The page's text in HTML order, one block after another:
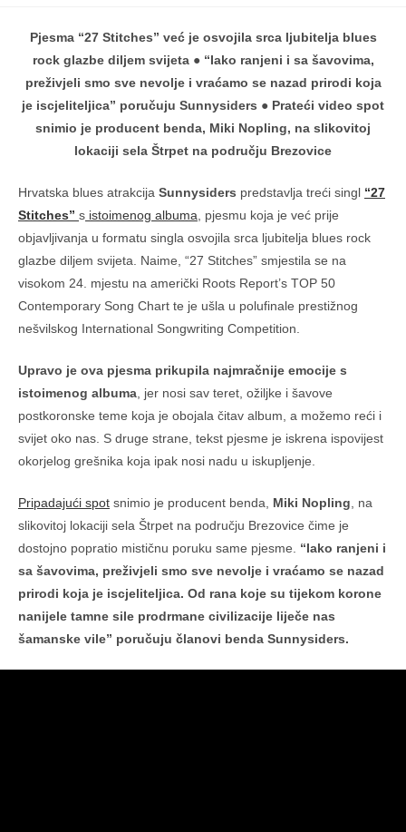
Pjesma “27 Stitches” već je osvojila srca ljubitelja blues
rock glazbe diljem svijeta ● “Iako ranjeni i sa šavovima,
preživjeli smo sve nevolje i vraćamo se nazad prirodi koja
je iscjeliteljica” poručuju Sunnysiders ● Prateći video spot
snimio je producent benda, Miki Nopling, na slikovitoj
lokaciji sela Štrpet na području Brezovice
Hrvatska blues atrakcija Sunnysiders predstavlja treći singl “27
Stitches” s istoimenog albuma , pjesmu koja je već prije
objavljivanja u formatu singla osvojila srca ljubitelja blues rock
glazbe diljem svijeta. Naime, “27 Stitches” smjestila se na
visokom 24. mjestu na američki Roots Report’s TOP 50
Contemporary Song Chart te je ušla u polufinale prestižnog
nešvilskog International Songwriting Competition.
Upravo je ova pjesma prikupila najmračnije emocije s
istoimenog albuma , jer nosi sav teret, ožiljke i šavove
postkoronske teme koja je obojala čitav album, a možemo reći i
svijet oko nas. S druge strane, tekst pjesme je iskrena ispovijest
okorjelog grešnika koja ipak nosi nadu u iskupljenje.
Pripadajući spot snimio je producent benda, Miki Nopling , na
slikovitoj lokaciji sela Štrpet na području Brezovice čime je
dostojno popratio mističnu poruku same pjesme. “Iako ranjeni i
sa šavovima, preživjeli smo sve nevolje i vraćamo se nazad
prirodi koja je iscjeliteljica. Od rana koje su tijekom korone
nanijele tamne sile prodrmane civilizacije liječe nas
šamanske vile” poručuju članovi benda Sunnysiders.